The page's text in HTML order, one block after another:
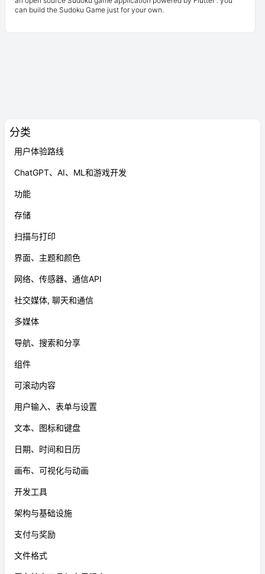
分类
用户体验路线
ChatGPT、AI、ML和游戏开发
功能
存储
扫描与打印
界面、主题和颜色
网络、传感器、通信API
社交媒体, 聊天和通信
多媒体
导航、搜索和分享
组件
可滚动内容
用户输入、表单与设置
文本、图标和键盘
日期、时间和日历
画布、可视化与动画
开发工具
架构与基础设施
支付与奖励
文件格式
can build the Sudoku Game just for your own.